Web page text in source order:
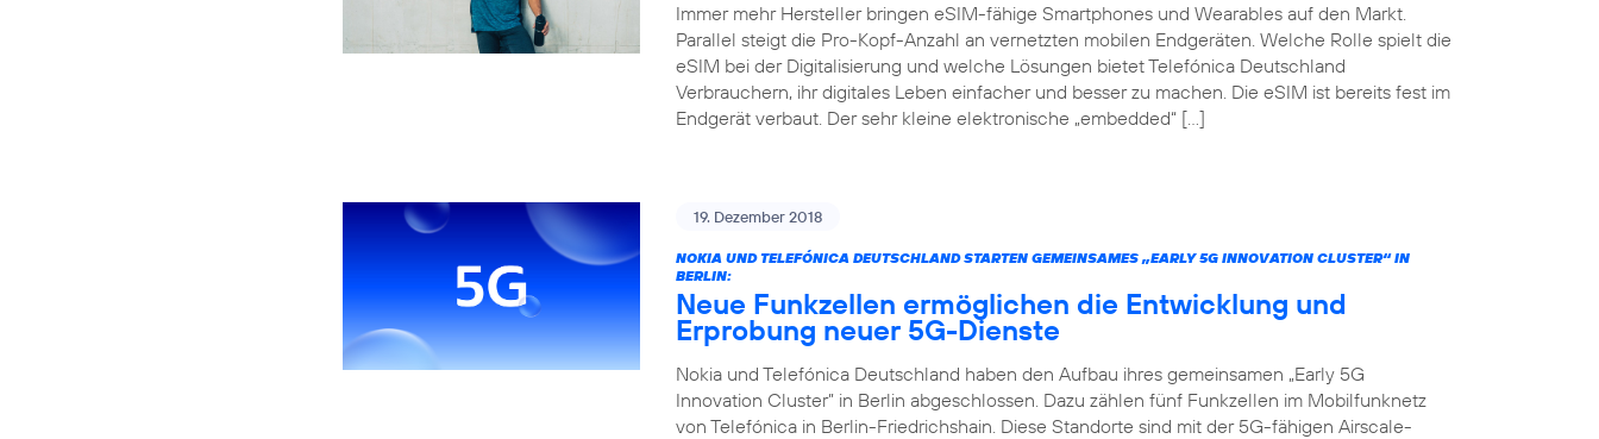
Immer mehr Hersteller bringen eSIM-fähige Smartphones und Wearables auf den Markt.
Parallel steigt die Pro-Kopf-Anzahl an vernetzten mobilen Endgeräten. Welche Rolle spielt die
eSIM bei der Digitalisierung und welche Lösungen bietet Telefónica Deutschland
Verbrauchern, ihr digitales Leben einfacher und besser zu machen. Die eSIM ist bereits fest im
Endgerät verbaut. Der sehr kleine elektronische „embedded“ […]
19. Dezember 2018
NOKIA UND TELEFÓNICA DEUTSCHLAND STARTEN GEMEINSAMES „EARLY 5G INNOVATION CLUSTER“ IN
BERLIN:
Neue Funkzellen ermöglichen die Entwicklung und
Erprobung neuer 5G-Dienste
Nokia und Telefónica Deutschland haben den Aufbau ihres gemeinsamen „Early 5G
Innovation Cluster” in Berlin abgeschlossen. Dazu zählen fünf Funkzellen im Mobilfunknetz
von Telefónica in Berlin-Friedrichshain. Diese Standorte sind mit der 5G-fähigen Airscale-